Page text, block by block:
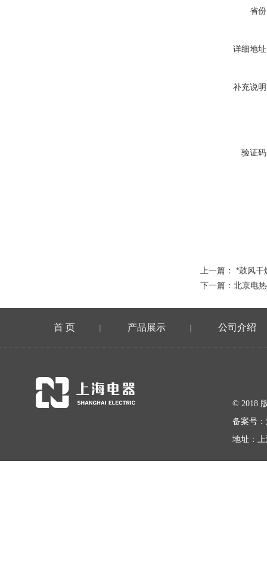
省
详细地
补充说
验证
上一篇： *鼓风干
下一篇： 北京电
首 页 | 产品展示 | 公司介绍
© 2018
备案号：
地址：